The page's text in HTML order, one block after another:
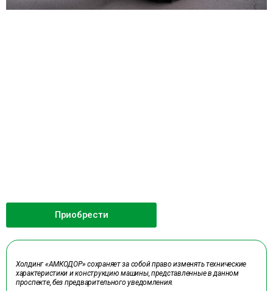
Приобрести
Холдинг «АМКОДОР» сохраняет за собой право изменять технические
характеристики и конструкцию машины, представленные в данном
проспекте, без предварительного уведомления.